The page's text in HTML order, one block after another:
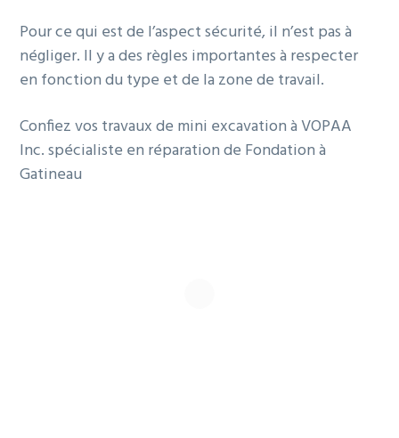
Pour ce qui est de l’aspect sécurité, il n’est pas à
négliger. Il y a des règles importantes à respecter
en fonction du type et de la zone de travail.
Confiez vos travaux de mini excavation à VOPAA
Inc. spécialiste en réparation de Fondation à
Gatineau